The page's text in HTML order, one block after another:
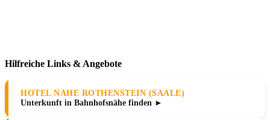
Hilfreiche Links & Angebote
HOTEL NAHE ROTHENSTEIN (SAALE)
Unterkunft in Bahnhofsnähe finden ►